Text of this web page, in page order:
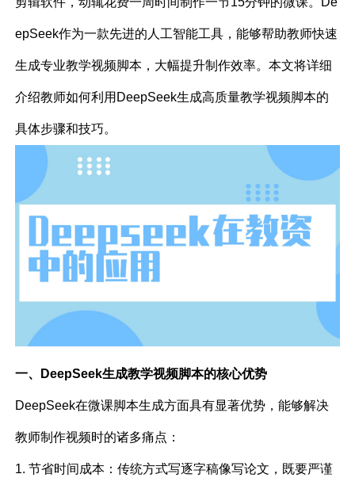
epSeek作为一款先进的人工智能工具，能够帮助教师快速
生成专业教学视频脚本，大幅提升制作效率。本文将详细
介绍教师如何利用DeepSeek生成高质量教学视频脚本的
具体步骤和技巧。
一、DeepSeek生成教学视频脚本的核心优势
DeepSeek在微课脚本生成方面具有显著优势，能够解决
教师制作视频时的诸多痛点：
1. 节省时间成本：传统方式写逐字稿像写论文，既要严谨